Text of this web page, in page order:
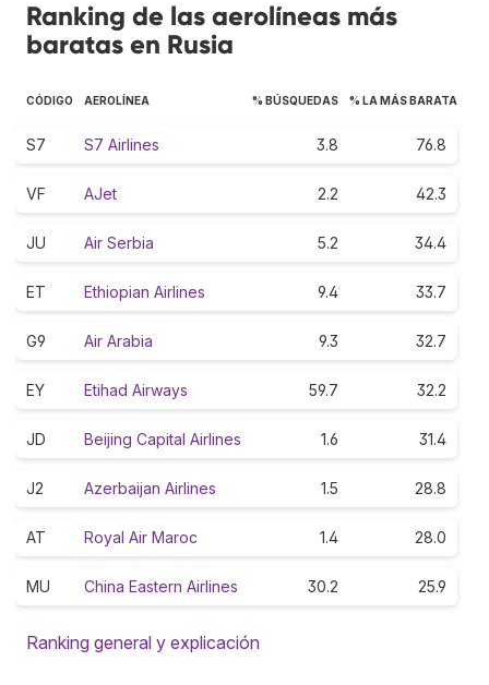
Ranking de las aerolíneas más
baratas en Rusia
CÓDIGO AEROLÍNEA % BÚSQUEDAS % LA MÁS BARATA
S7 S7 Airlines 3.8 76.8
VF AJet 2.2 42.3
JU Air Serbia 5.2 34.4
ET Ethiopian Airlines 9.4 33.7
G9 Air Arabia 9.3 32.7
EY Etihad Airways 59.7 32.2
JD Beijing Capital Airlines 1.6 31.4
J2 Azerbaijan Airlines 1.5 28.8
AT Royal Air Maroc 1.4 28.0
MU China Eastern Airlines 30.2 25.9
Ranking general y explicación